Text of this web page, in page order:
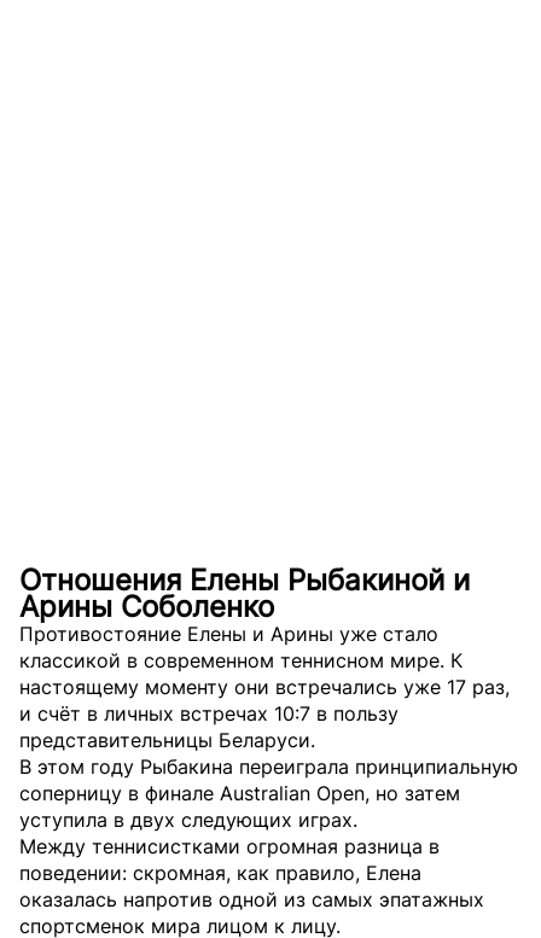
Отношения Елены Рыбакиной и
Арины Соболенко
Противостояние Елены и Арины уже стало
классикой в современном теннисном мире. К
настоящему моменту они встречались уже 17 раз,
и счёт в личных встречах 10:7 в пользу
представительницы Беларуси.
В этом году Рыбакина переиграла принципиальную
соперницу в финале Australian Open, но затем
уступила в двух следующих играх.
Между теннисистками огромная разница в
поведении: скромная, как правило, Елена
оказалась напротив одной из самых эпатажных
спортсменок мира лицом к лицу.